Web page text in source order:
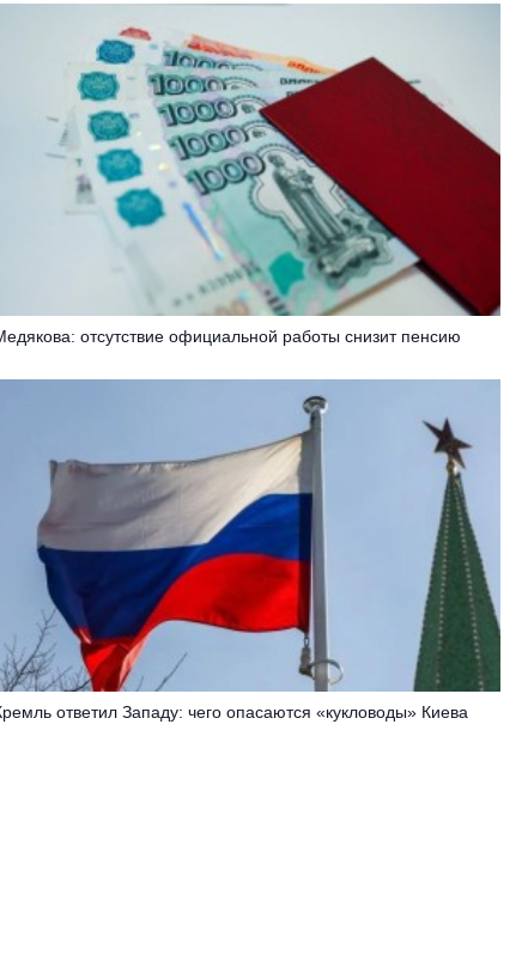
отсутствие официальной работы снизит пенсию
ответил Западу: чего опасаются «кукловоды» Киева